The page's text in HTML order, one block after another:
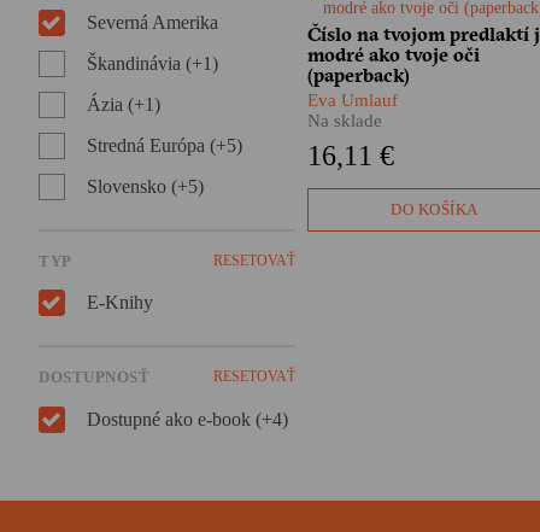
Severná Amerika
Škandinávia (+1)
Ázia (+1)
Stredná Európa (+5)
Slovensko (+5)
TYP RESETOVAŤ
E-Knihy
DOSTUPNOSŤ RESETOVAŤ
Dostupné ako e-book (+4)
Táto kniha sa nás týka viac,
ako by sme si mohli myslieť.
Dokonca viac, než pred pár
rokmi, keď po slovensky vyšla
prvý raz. Mimoriadne
svedectvo ženy, ktorá sa
narodila v koncentračnom
tábore v Novákoch a prežila
Auschwitz už nie je iba
prejavom snahy o uchovanie
pamäti. Príbeh Evy Umlauf je
Číslo na tvojom predlaktí
modré ako tvoje oči
(paperback)
Eva Umlauf
Na sklade
16,11 €
DO KOŠÍKA